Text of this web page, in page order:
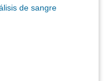
de sangre